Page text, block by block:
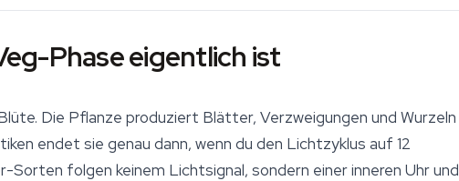
Phase eigentlich ist
Die Pflanze produziert Blätter, Verzweigungen und Wurzeln
endet sie genau dann, wenn du den Lichtzyklus auf 12
folgen keinem Lichtsignal, sondern einer inneren Uhr und